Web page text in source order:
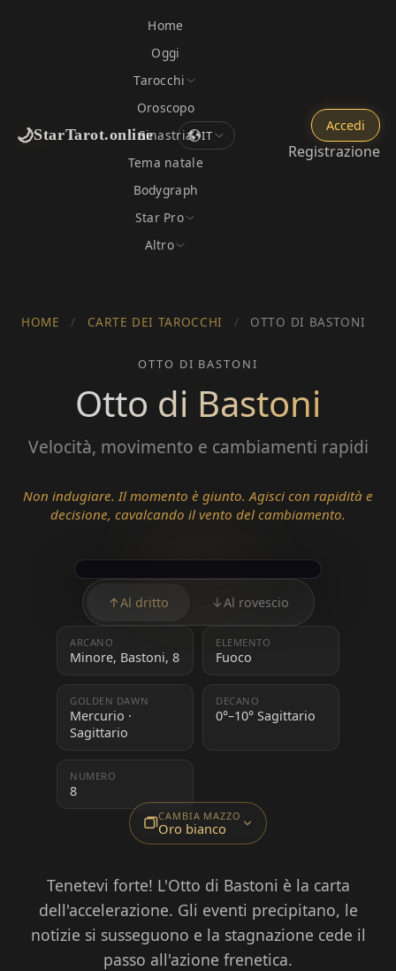
🌙StarTarot.online
Home
Oggi
Tarocchi
Oroscopo
Sinastria
Tema natale
Bodygraph
Star Pro
Altro
IT
Accedi
Registrazione
HOME / CARTE DEI TAROCCHI / OTTO DI BASTONI
OTTO DI BASTONI
Otto di Bastoni
Velocità, movimento e cambiamenti rapidi
Non indugiare. Il momento è giunto. Agisci con rapidità e
decisione, cavalcando il vento del cambiamento.
↑Al dritto ↓Al rovescio
ARCANO
Minore, Bastoni, 8
ELEMENTO
Fuoco
GOLDEN DAWN
Mercurio ·
Sagittario
DECANO
0°–10° Sagittario
NUMERO
8
CAMBIA MAZZO
Oro bianco
Tenetevi forte! L'Otto di Bastoni è la carta
dell'accelerazione. Gli eventi precipitano, le
notizie si susseguono e la stagnazione cede il
passo all'azione frenetica.